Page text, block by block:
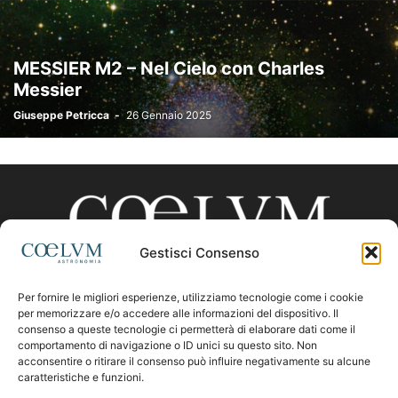
Gestisci Consenso
Per fornire le migliori esperienze, utilizziamo tecnologie come i cookie
per memorizzare e/o accedere alle informazioni del dispositivo. Il
consenso a queste tecnologie ci permetterà di elaborare dati come il
comportamento di navigazione o ID unici su questo sito. Non
acconsentire o ritirare il consenso può influire negativamente su alcune
caratteristiche e funzioni.
MESSIER M2 – Nel Cielo con Charles
Messier
Giuseppe Petricca - 26 Gennaio 2025
CHI SIAMO
Contattaci:coelumastro@coelum.com